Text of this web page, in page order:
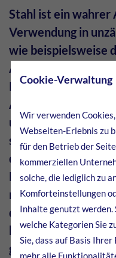
Stahl ist ein
Verwendung in
wie beispielsweise
Architektur,
Küchenutensilien.
Anwendungsfeld
unterschiedlichen
sein, um die
decken. Zudem
Begleitelemente
negativ
der Arbeit mit Stahl
how nötig, um die
garantieren.
Cookie-Verwaltung
Wir verwenden
Webseiten-Erlebnis zu
für den Betrieb der
kommerziellen
solche, die lediglich zu
Komforteinstellungen
Inhalte genutzt werden.
welche Kategorien Sie
Sie, dass auf Basis
mehr alle